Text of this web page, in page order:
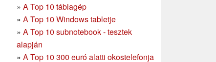
» A Top 10 táblagép
» A Top 10 Windows tabletje
» A Top 10 subnotebook - tesztek
alapján
» A Top 10 300 euró alatti okostelefonja